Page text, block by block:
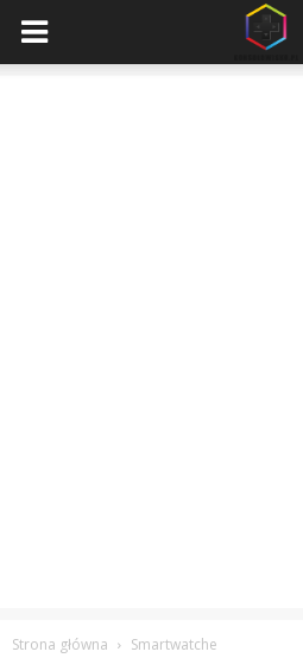
Strona główna Smartwatche